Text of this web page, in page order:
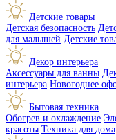
Детские товары
Детская безопасность
для малышей Детские
Декор интерьера
Аксессуары для ванны
интерьера Новогоднее
Бытовая техника
Обогрев и охлаждение
красоты Техника для дома